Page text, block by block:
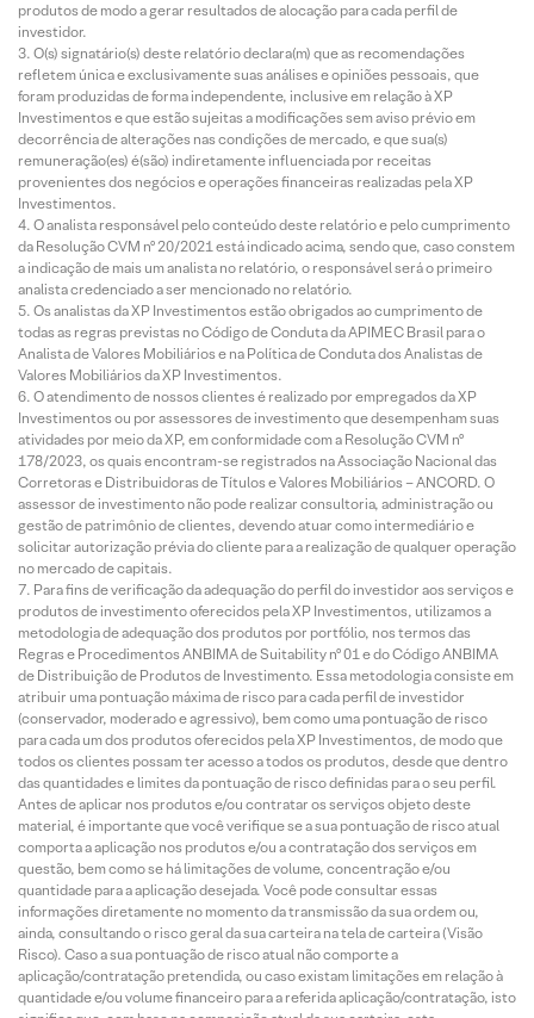
produtos de modo a gerar resultados de alocação para cada perfil de
investidor.
O(s) signatário(s) deste relatório declara(m) que as recomendações
refletem única e exclusivamente suas análises e opiniões pessoais, que
foram produzidas de forma independente, inclusive em relação à XP
Investimentos e que estão sujeitas a modificações sem aviso prévio em
decorrência de alterações nas condições de mercado, e que sua(s)
remuneração(es) é(são) indiretamente influenciada por receitas
provenientes dos negócios e operações financeiras realizadas pela XP
Investimentos.
O analista responsável pelo conteúdo deste relatório e pelo cumprimento
da Resolução CVM nº 20/2021 está indicado acima, sendo que, caso constem
a indicação de mais um analista no relatório, o responsável será o primeiro
analista credenciado a ser mencionado no relatório.
Os analistas da XP Investimentos estão obrigados ao cumprimento de
todas as regras previstas no Código de Conduta da APIMEC Brasil para o
Analista de Valores Mobiliários e na Política de Conduta dos Analistas de
Valores Mobiliários da XP Investimentos.
O atendimento de nossos clientes é realizado por empregados da XP
Investimentos ou por assessores de investimento que desempenham suas
atividades por meio da XP, em conformidade com a Resolução CVM nº
178/2023, os quais encontram-se registrados na Associação Nacional das
Corretoras e Distribuidoras de Títulos e Valores Mobiliários – ANCORD. O
assessor de investimento não pode realizar consultoria, administração ou
gestão de patrimônio de clientes, devendo atuar como intermediário e
solicitar autorização prévia do cliente para a realização de qualquer operação
no mercado de capitais.
Para fins de verificação da adequação do perfil do investidor aos serviços e
produtos de investimento oferecidos pela XP Investimentos, utilizamos a
metodologia de adequação dos produtos por portfólio, nos termos das
Regras e Procedimentos ANBIMA de Suitability nº 01 e do Código ANBIMA
de Distribuição de Produtos de Investimento. Essa metodologia consiste em
atribuir uma pontuação máxima de risco para cada perfil de investidor
(conservador, moderado e agressivo), bem como uma pontuação de risco
para cada um dos produtos oferecidos pela XP Investimentos, de modo que
todos os clientes possam ter acesso a todos os produtos, desde que dentro
das quantidades e limites da pontuação de risco definidas para o seu perfil.
Antes de aplicar nos produtos e/ou contratar os serviços objeto deste
material, é importante que você verifique se a sua pontuação de risco atual
comporta a aplicação nos produtos e/ou a contratação dos serviços em
questão, bem como se há limitações de volume, concentração e/ou
quantidade para a aplicação desejada. Você pode consultar essas
informações diretamente no momento da transmissão da sua ordem ou,
ainda, consultando o risco geral da sua carteira na tela de carteira (Visão
Risco). Caso a sua pontuação de risco atual não comporte a
aplicação/contratação pretendida, ou caso existam limitações em relação à
quantidade e/ou volume financeiro para a referida aplicação/contratação, isto